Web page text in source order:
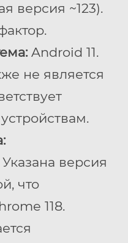
версия ~123).
Android 11.
не является
версия
что
118.